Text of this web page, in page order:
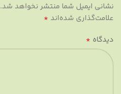
نشانی ایمیل شما منتشر نخواهد شد.
علامت‌گذاری شده‌اند *
دیدگاه *